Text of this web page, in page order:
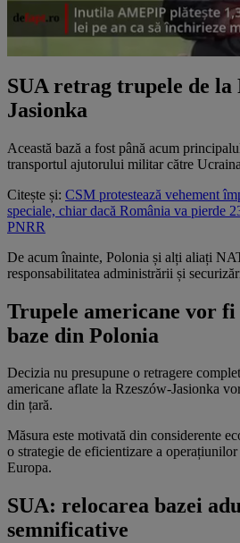
SUA retrag trupele de la
Jasionka
Această bază a fost până acum
transportul ajutorului militar către
Citește și: CSM protestează vehement
speciale, chiar dacă România va pierde
PNRR
De acum înainte, Polonia și alți aliați
responsabilitatea administrării și
Trupele americane vor
baze din Polonia
Decizia nu presupune o retragere
americane aflate la Rzeszów-Jasionka
din țară.
Măsura este motivată din considerente
o strategie de eficientizare a
Europa.
SUA: relocarea bazei
semnificative